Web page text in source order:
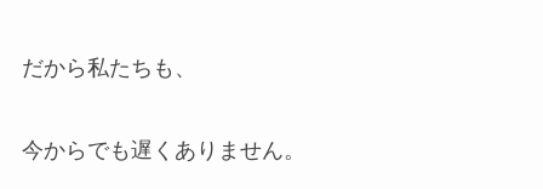
だから私たちも、
今からでも遅くありません。